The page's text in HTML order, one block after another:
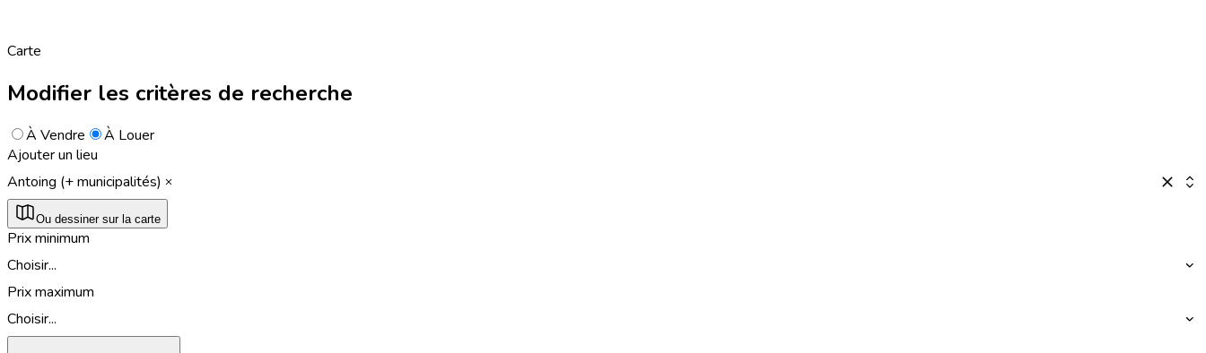
Carte
Modifier les critères de recherche
À Vendre
À Louer
Ajouter un lieu
Antoing (+ municipalités)
Ou dessiner sur la carte
Prix minimum
Choisir...
Prix maximum
Choisir...